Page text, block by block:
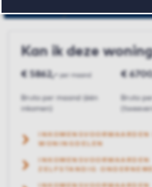
Kan ik deze
€ 5862,-
Bruto per maand (één
inkomen)
€
Bruto
INKOMENSVOORWAARDEN
INKOMENSVOORWAARDEN
ZELFSTANDIG